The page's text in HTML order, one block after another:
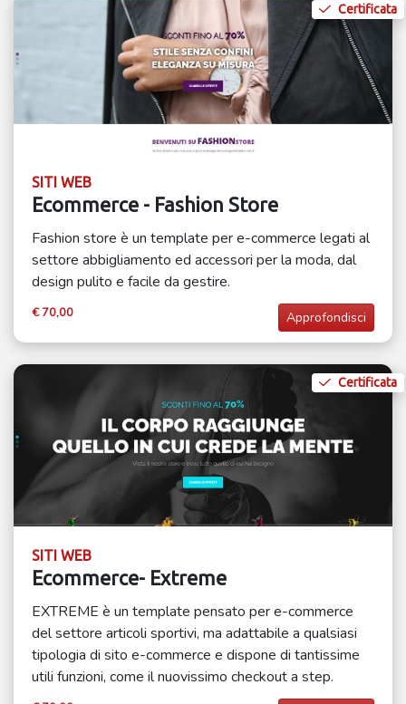
Certificata
SITI WEB
Ecommerce - Fashion Store
Fashion store è un template per e-commerce legati al
settore abbigliamento ed accessori per la moda, dal
design pulito e facile da gestire.
€ 70,00 Approfondisci
Certificata
SITI WEB
Ecommerce- Extreme
EXTREME è un template pensato per e-commerce
del settore articoli sportivi, ma adattabile a qualsiasi
tipologia di sito e-commerce e dispone di tantissime
utili funzioni, come il nuovissimo checkout a step.